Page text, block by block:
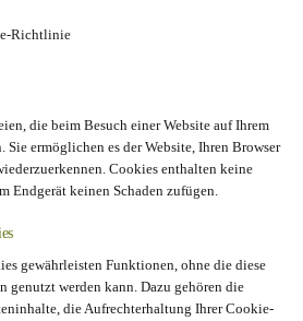
Richtlinie
die beim Besuch einer Website auf Ihrem
Sie ermöglichen es der Website, Ihren Browser
Cookies enthalten keine
Endgerät keinen Schaden zufügen.
gewährleisten Funktionen, ohne die diese
genutzt werden kann. Dazu gehören die
die Aufrechterhaltung Ihrer Cookie-